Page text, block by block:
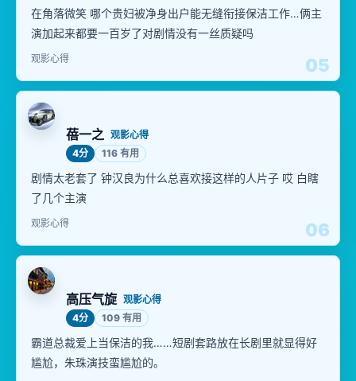
05
在角落微笑 哪个贵妇被净身出户能无缝衔接保洁工作…俩主
演加起来都要一百岁了对剧情没有一丝质疑吗
观影心得
06
蓓一之 观影心得
4分
116 有用
剧情太老套了 钟汉良为什么总喜欢接这样的人片子 哎 白瞎
了几个主演
观影心得
高压气旋 观影心得
4分
109 有用
霸道总裁爱上当保洁的我……短剧套路放在长剧里就显得好
尴尬，朱珠演技蛮尴尬的。